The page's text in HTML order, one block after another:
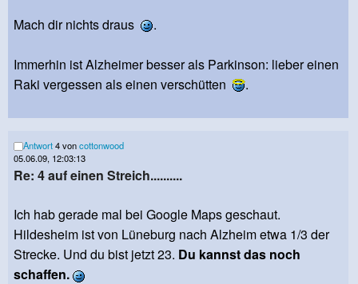
Mach dir nichts draus .
Immerhin ist Alzheimer besser als Parkinson: lieber einen
Raki vergessen als einen verschütten
.
Antwort4 voncottonwood
05.06.09, 12:03:13
Re: 4 auf einen Streich..........
Ich hab gerade mal bei Google Maps geschaut.
Hildesheim ist von Lüneburg nach Alzheim etwa 1/3 der
Strecke. Und du bist jetzt 23. Du kannst das noch
schaffen.